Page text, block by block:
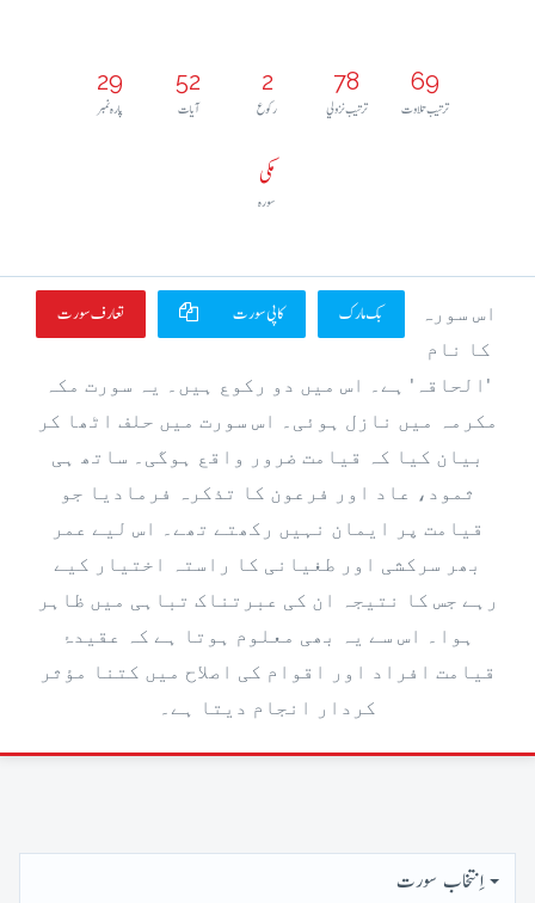
29
پارہ نمبر
52
آيات
2
رکوع
78
ترتيب نزولي
69
ترتيب تلاوت
مکی
سورہ
تعارف سورت کاپی سورت بک مارک
اس سورہ
کا نام
'الحاقہ' ہے۔ اس میں دو رکوع ہیں۔ یہ سورت مکہ
مکرمہ میں نازل ہوئی۔ اس سورت میں حلف اٹھا کر
بیان کیا کہ قیامت ضرور واقع ہوگی۔ ساتھ ہی
ثمود، عاد اور فرعون کا تذکرہ فرمادیا جو
قیامت پر ایمان نہیں رکھتے تھے۔ اس لیے عمر
بھر سرکشی اور طغیانی کا راستہ اختیار کیے
رہے جس کا نتیجہ ان کی عبرتناک تباہی میں ظاہر
ہوا۔ اس سے یہ بھی معلوم ہوتا ہے کہ عقیدۂ
قیامت افراد اور اقوام کی اصلاح میں کتنا مؤثر
کردار انجام دیتا ہے۔
اِنتخاب سورت